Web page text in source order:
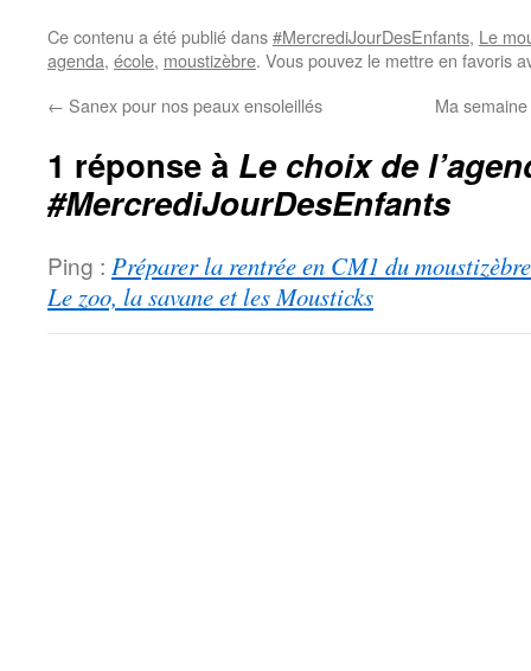
Ce contenu a été publié dans#MercrediJourDesEnfants, Le
agenda, école, moustizèbre. Vous pouvez le mettre en favoris
← Sanex pour nos peaux ensoleillés Ma
1 réponse à Le choix de
#MercrediJourDesEnfants
Ping : Préparer la rentrée en CM1 du
Le zoo, la savane et les Mousticks